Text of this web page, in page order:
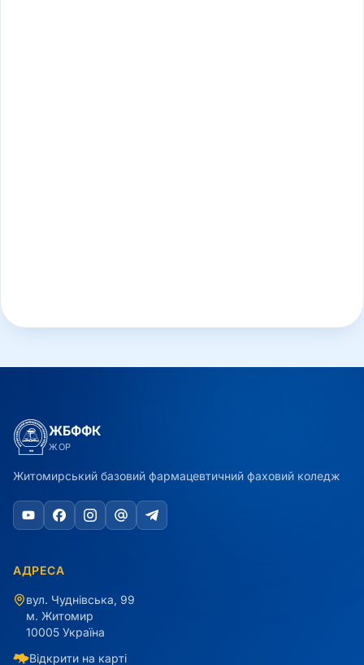
ЖБФФК
ЖОР
Житомирський базовий фармацевтичний фаховий коледж
АДРЕСА
вул. Чуднівська, 99
м. Житомир
10005 Україна
Відкрити на карті